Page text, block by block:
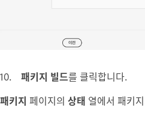
10. 패키지 빌드를 클릭합니다.
패키지 페이지의 상태 열에서 패키